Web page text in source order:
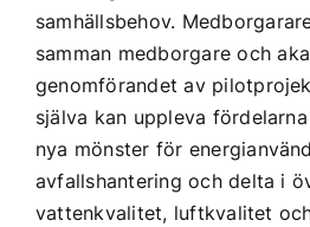
samhällsbehov.
samman medborgare och
genomförandet av
själva kan uppleva
nya mönster för
avfallshantering och delta i
vattenkvalitet, luftkvalitet